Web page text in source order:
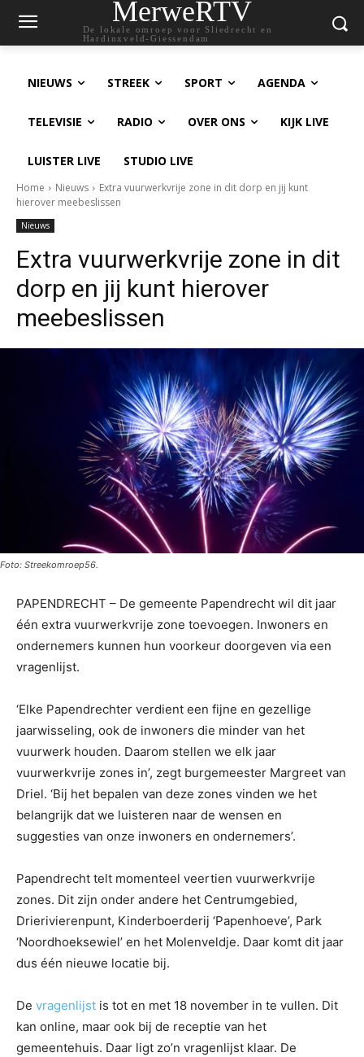
MerweRTV
De lokale omroep voor Sliedrecht en
Hardinxveld-Giessendam
NIEUWS STREEK SPORT AGENDA
TELEVISIE RADIO OVER ONS KIJK LIVE
LUISTER LIVE STUDIO LIVE
Home Nieuws
Extra vuurwerkvrije zone in dit dorp en jij kunt
hierover meebeslissen
Nieuws
Extra vuurwerkvrije zone in dit
dorp en jij kunt hierover
meebeslissen
Foto: Streekomroep56.
PAPENDRECHT – De gemeente Papendrecht wil dit jaar
één extra vuurwerkvrije zone toevoegen. Inwoners en
ondernemers kunnen hun voorkeur doorgeven via een
vragenlijst.
‘Elke Papendrechter verdient een fijne en gezellige
jaarwisseling, ook de inwoners die minder van het
vuurwerk houden. Daarom stellen we elk jaar
vuurwerkvrije zones in’, zegt burgemeester Margreet van
Driel. ‘Bij het bepalen van deze zones vinden we het
belangrijk dat we luisteren naar de wensen en
suggesties van onze inwoners en ondernemers’.
Papendrecht telt momenteel veertien vuurwerkvrije
zones. Dit zijn onder andere het Centrumgebied,
Drierivierenpunt, Kinderboerderij ‘Papenhoeve’, Park
‘Noordhoeksewiel’ en het Molenveldje. Daar komt dit jaar
dus één nieuwe locatie bij.
De vragenlijst is tot en met 18 november in te vullen. Dit
kan online, maar ook bij de receptie van het
gemeentehuis. Daar ligt zo’n vragenlijst klaar. De